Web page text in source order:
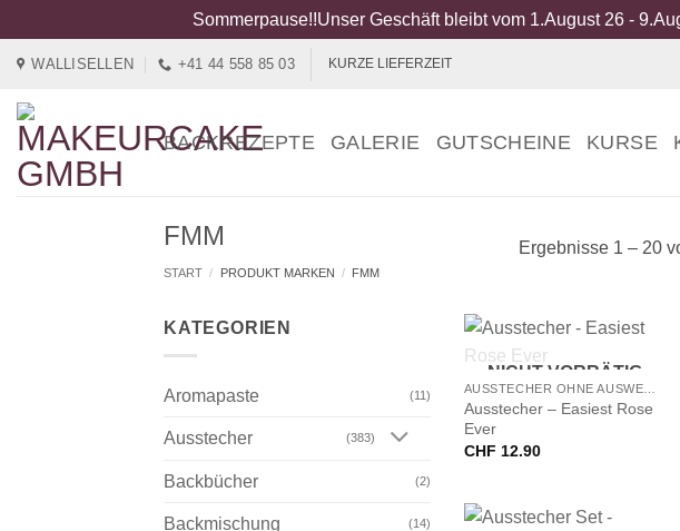
Sommerpause!!Unser Geschäft bleibt vom 1.August 26 -
springen
WALLISELLEN +41 44 558 85 03 KURZE LIEFERZEIT
BACKREZEPTE GALERIE GUTSCHEINE KURSE
FMM
START / PRODUKT MARKEN / FMM
Ergebnisse 1 – 20
KATEGORIEN
Aromapaste (11)
Ausstecher (383)
Backbücher (2)
Backmischung (14)
NICHT VORRÄTIG
Ausstecher – Easiest Rose
Ever
CHF 12.90